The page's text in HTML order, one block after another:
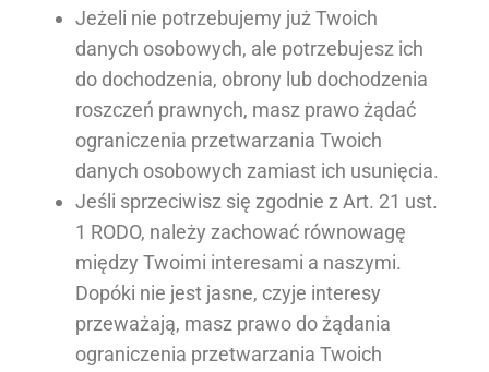
Jeżeli nie potrzebujemy już Twoich
danych osobowych, ale potrzebujesz ich
do dochodzenia, obrony lub dochodzenia
roszczeń prawnych, masz prawo żądać
ograniczenia przetwarzania Twoich
danych osobowych zamiast ich usunięcia.
Jeśli sprzeciwisz się zgodnie z Art. 21 ust.
1 RODO, należy zachować równowagę
między Twoimi interesami a naszymi.
Dopóki nie jest jasne, czyje interesy
przeważają, masz prawo do żądania
ograniczenia przetwarzania Twoich